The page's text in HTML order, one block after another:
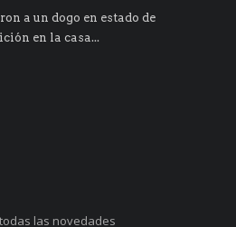
a un dogo en estado de
en la casa...
las novedades